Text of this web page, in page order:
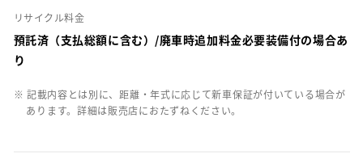
リサイクル料金
預託済（支払総額に含む）/廃車時追加料金必要装備付の場合あ
り
※ 記載内容とは別に、距離・年式に応じて新車保証が付いている場合が
あります。詳細は販売店におたずねください。